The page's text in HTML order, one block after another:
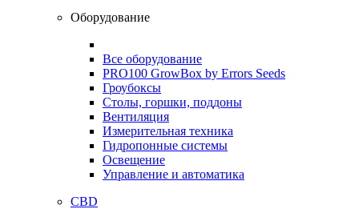
Оборудование
Все оборудование
PRO100 GrowBox by Errors Seeds
Гроубоксы
Столы, горшки, поддоны
Вентиляция
Измерительная техника
Гидропонные системы
Освещение
Управление и автоматика
CBD